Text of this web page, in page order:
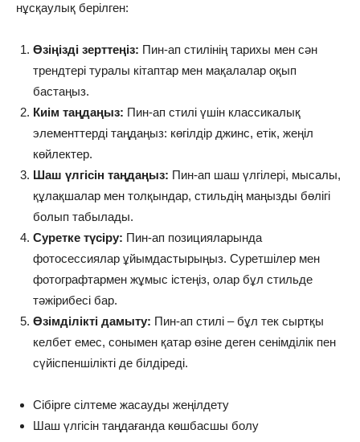
нұсқаулық берілген:
Өзіңізді зерттеңіз: Пин-ап стилінің тарихы мен сән
трендтері туралы кітаптар мен мақалалар оқып
бастаңыз.
Киім таңдаңыз: Пин-ап стилі үшін классикалық
элементтерді таңдаңыз: көгілдір джинс, етік, жеңіл
көйлектер.
Шаш үлгісін таңдаңыз: Пин-ап шаш үлгілері, мысалы,
құлақшалар мен толқындар, стильдің маңызды бөлігі
болып табылады.
Суретке түсіру: Пин-ап позицияларында
фотосессиялар ұйымдастырыңыз. Суретшілер мен
фотографтармен жұмыс істеңіз, олар бұл стильде
тәжірибесі бар.
Өзімділікті дамыту: Пин-ап стилі – бұл тек сыртқы
келбет емес, сонымен қатар өзіне деген сенімділік пен
сүйіспеншілікті де білдіреді.
Сібірге сілтеме жасауды жеңілдету
Шаш үлгісін таңдағанда көшбасшы болу